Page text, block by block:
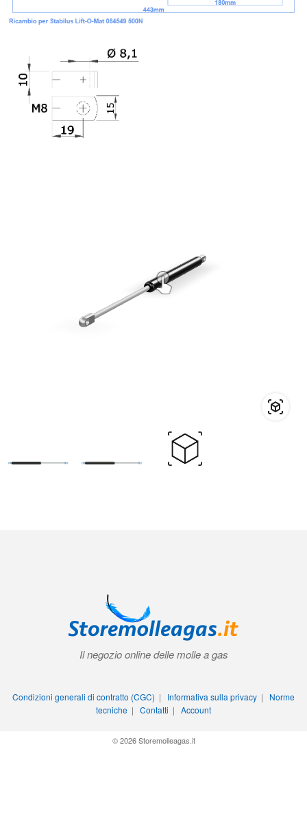
Il negozio online delle molle a gas
Condizioni generali di contratto (CGC) | Informativa sulla privacy | Norme
tecniche | Contatti | Account
© 2026 Storemolleagas.it